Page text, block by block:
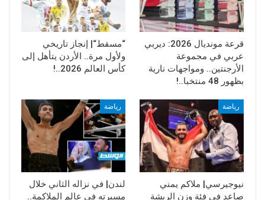
قرعة مونديال 2026: ديربي
عربي في مجموعة
الأرجنتين.. ومواجهات نارية
بظهور 48 منتخبا..!
“مسقط“| إنجاز تاريخي
ولأول مرة.. الأردن يتأهل إلى
كأس العالم 2026..!
رياضة
نيوجيرسي| ملاكم يمني
صاعد في فئة وزن الريشة
رياضة
لندن| في نزاله الثاني خلال
مسيرته في عالم الملاكمة..